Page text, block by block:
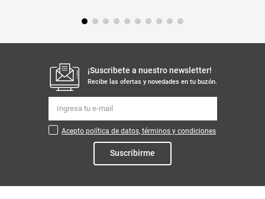
¡Suscribete a nuestro newsletter!
Recibe las ofertas y novedades en tu buzón.
Acepto política de datos, términos y condiciones
Suscribirme